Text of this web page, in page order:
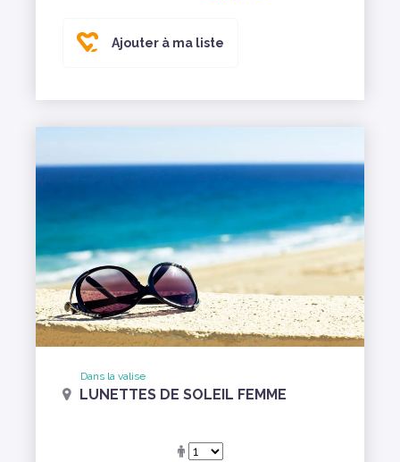
Ajouter à ma liste
Dans la valise
LUNETTES DE SOLEIL FEMME